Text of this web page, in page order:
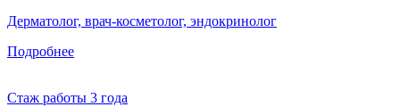
Дерматолог, врач-косметолог, эндокринолог
Подробнее
Стаж работы 3 года